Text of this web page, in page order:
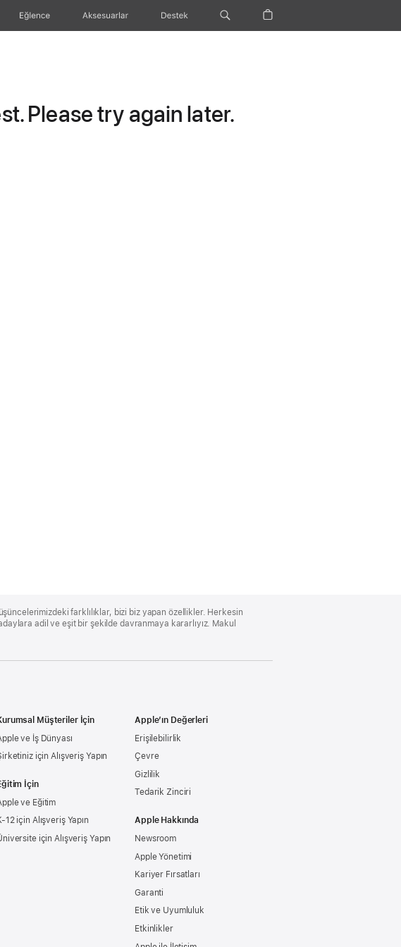
Eğlence Aksesuarlar Destek
Please try again later.
farklılıklar, bizi biz yapan özellikler. Herkesin
adil ve eşit bir şekilde davranmaya kararlıyız. Makul
Müşteriler İçin
ve İş Dünyası
için Alışveriş Yapın
İçin
ve Eğitim
12 için Alışveriş Yapın
için Alışveriş Yapın
Apple’ın Değerleri
Erişilebilirlik
Çevre
Gizlilik
Tedarik Zinciri
Apple Hakkında
Newsroom
Apple Yönetimi
Kariyer Fırsatları
Garanti
Etik ve Uyumluluk
Etkinlikler